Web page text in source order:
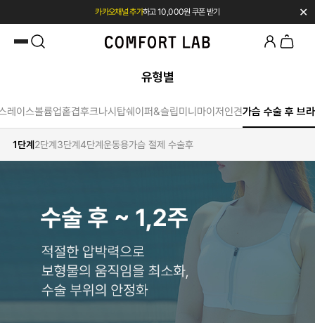
카카오채널 추가하고 10,000원 쿠폰 받기
첫 구매 시 베스트셀러 50% 즉시 할인
✕
유형별
레이스볼륨업홑겹후크나시탑쉐이퍼&슬립미니마이저인견가슴 수술 후 브라
1단계2단계3단계4단계운동용가슴 절제 수술후